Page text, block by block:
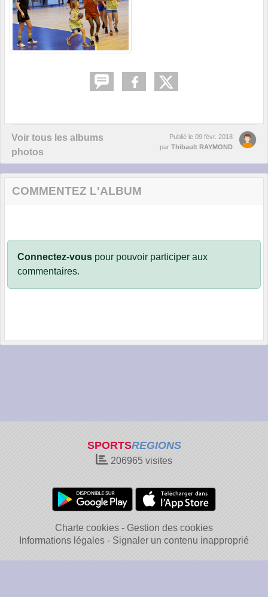
Voir tous les albums
photos
Publié le 09 févr. 2018
par Thibault RAYMOND
COMMENTEZ L'ALBUM
Connectez-vous pour pouvoir participer aux
commentaires.
SPORTSREGIONS
206965 visites
Charte cookies
Gestion des cookies
Informations légales
Signaler un contenu inapproprié